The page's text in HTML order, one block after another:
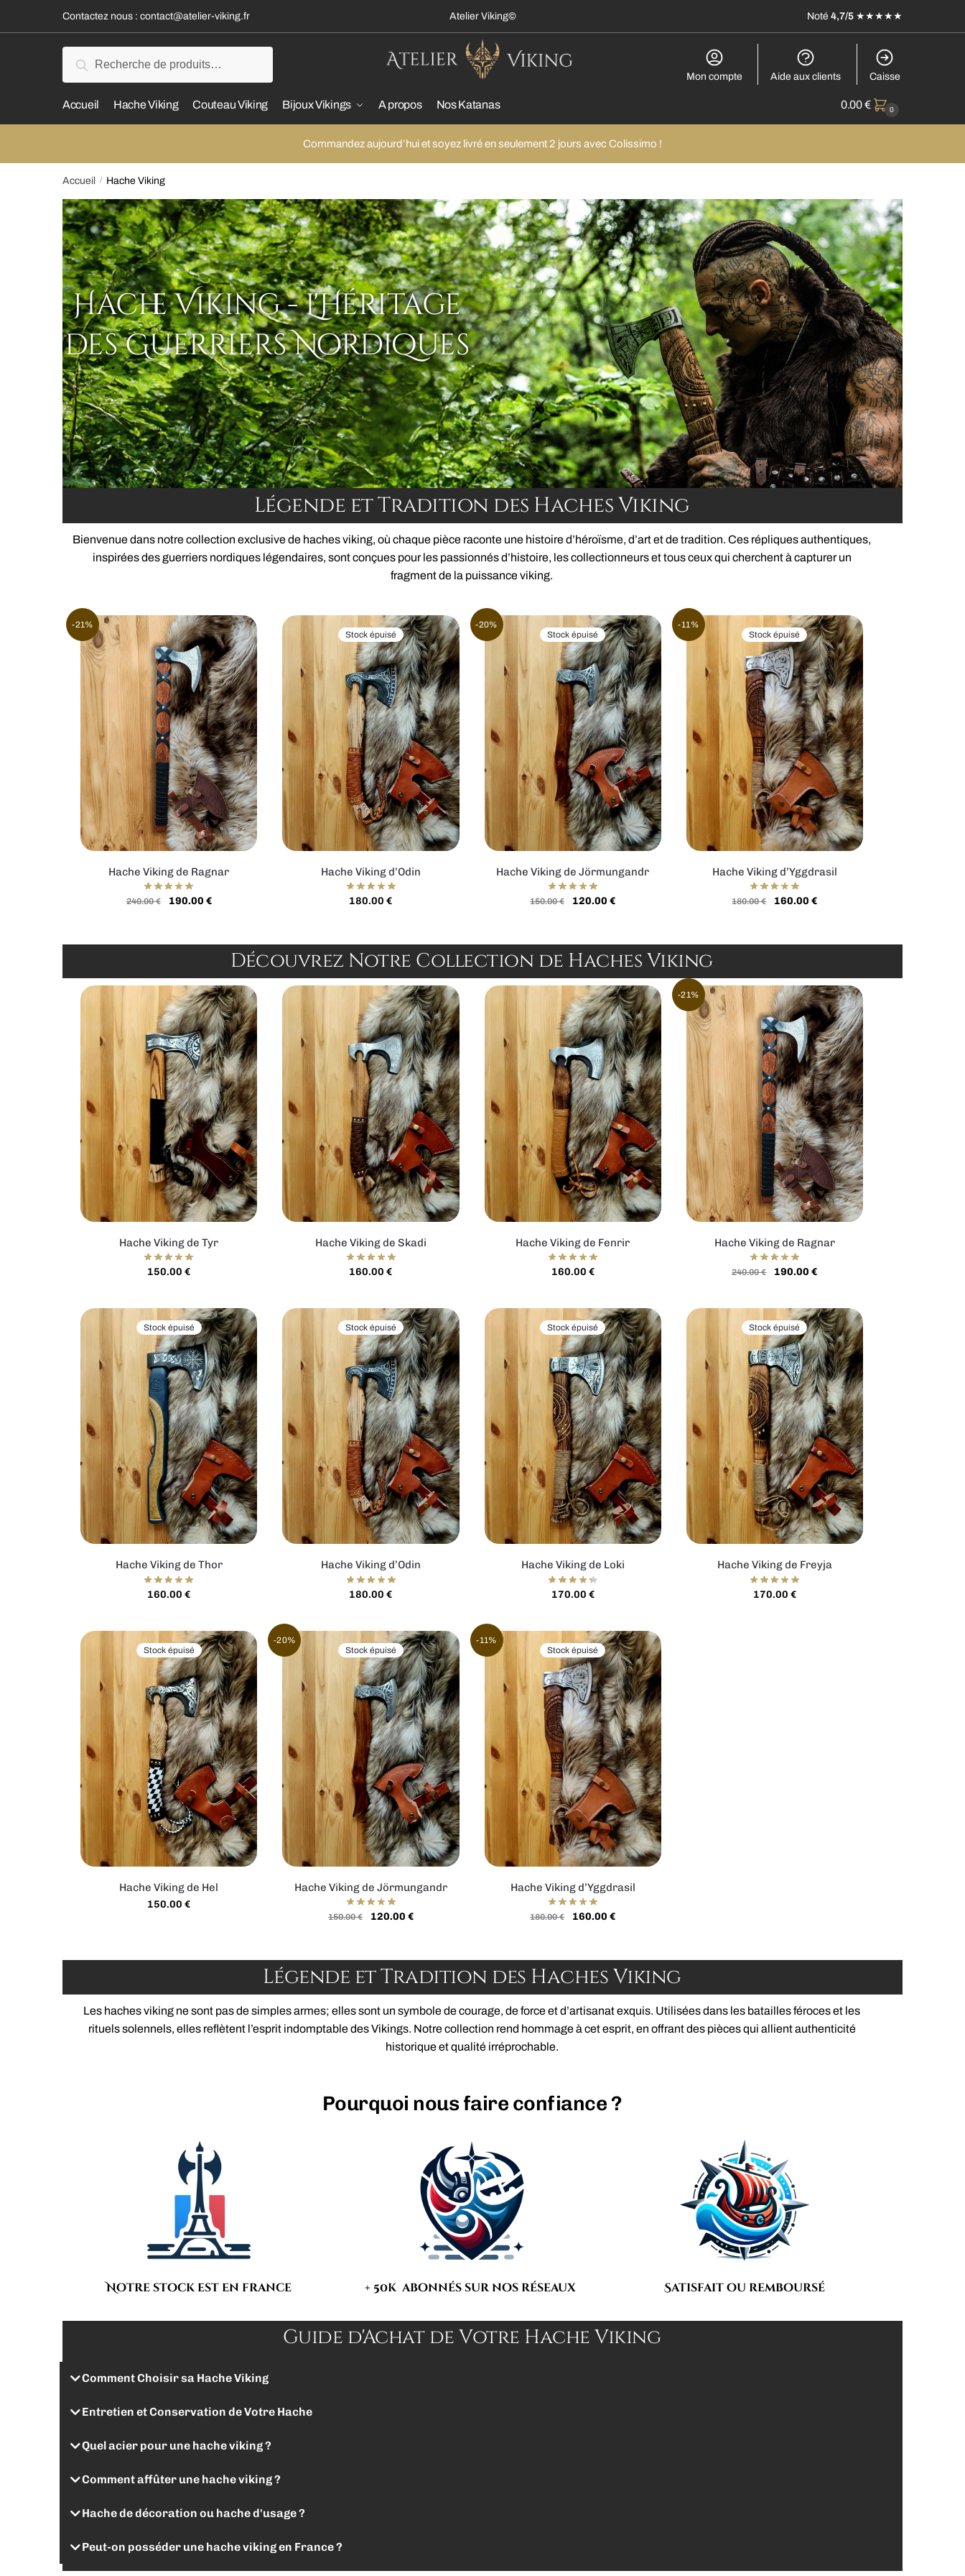
Contactez nous : contact@atelier-viking.fr Atelier Viking© Noté 4,7/5 ★★★★★
Recherche
Mon compte Aide aux clients Caisse
Accueil Hache Viking Couteau Viking Bijoux Vikings A propos Nos Katanas 0.00€ 0
Commandez aujourd’hui et soyez livré en seulement 2 jours avec Colissimo !
Accueil / Hache Viking
Hache Viking - L'Héritage
des Guerriers Nordiques
Légende et Tradition des Haches Viking
Bienvenue dans notre collection exclusive de haches viking, où chaque pièce raconte une histoire d’héroïsme, d’art et de tradition. Ces répliques authentiques,
inspirées des guerriers nordiques légendaires, sont conçues pour les passionnés d’histoire, les collectionneurs et tous ceux qui cherchent à capturer un
fragment de la puissance viking.
-21%
Hache Viking de Ragnar
240.00€ 190.00 €
Stock épuisé
Hache Viking d’Odin
180.00€
-20%
Stock épuisé
Hache Viking de Jörmungandr
150.00€ 120.00€
-11%
Stock épuisé
Hache Viking d’Yggdrasil
180.00€ 160.00€
Découvrez Notre Collection de Haches Viking
Hache Viking de Tyr
150.00€
Hache Viking de Skadi
160.00€
Hache Viking de Fenrir
160.00 €
-21%
Hache Viking de Ragnar
240.00€ 190.00€
Stock épuisé
Hache Viking de Thor
160.00€
Stock épuisé
Hache Viking d’Odin
180.00€
Stock épuisé
Hache Viking de Loki
170.00 €
Stock épuisé
Hache Viking de Freyja
170.00 €
Stock épuisé
Hache Viking de Hel
150.00€
-20%
Stock épuisé
Hache Viking de Jörmungandr
150.00€ 120.00 €
-11%
Stock épuisé
Hache Viking d’Yggdrasil
180.00€ 160.00€
Légende et Tradition des Haches Viking
Les haches viking ne sont pas de simples armes; elles sont un symbole de courage, de force et d’artisanat exquis. Utilisées dans les batailles féroces et les
rituels solennels, elles reflètent l’esprit indomptable des Vikings. Notre collection rend hommage à cet esprit, en offrant des pièces qui allient authenticité
historique et qualité irréprochable.
Pourquoi nous faire confiance ?
Notre stock est en france + 50k abonnés sur nos réseaux Satisfait ou remboursé
Guide d'Achat de Votre Hache Viking
Comment Choisir sa Hache Viking
Entretien et Conservation de Votre Hache
Quel acier pour une hache viking ?
Comment affûter une hache viking ?
Hache de décoration ou hache d'usage ?
Peut-on posséder une hache viking en France ?